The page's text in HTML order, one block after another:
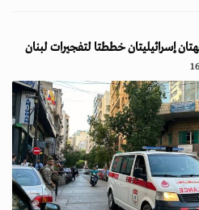
إسرائيليتان خططتا لتفجيرات لبنان